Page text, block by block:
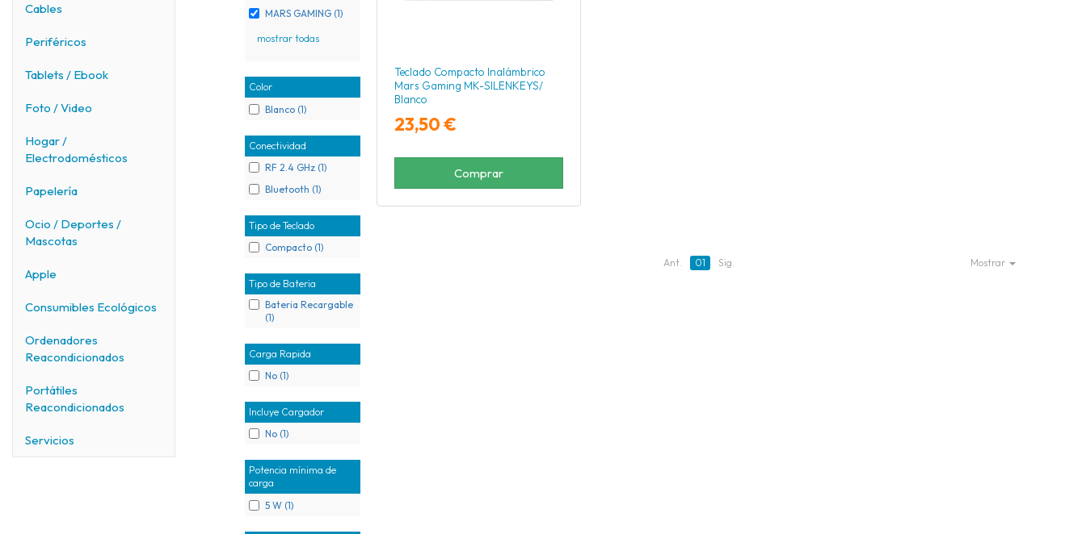
Cables
Periféricos
Tablets / Ebook
Foto / Video
Hogar /
Electrodomésticos
Papelería
Ocio / Deportes /
Mascotas
Apple
Consumibles Ecológicos
Ordenadores
Reacondicionados
Portátiles
Reacondicionados
Servicios
MARS GAMING (1)
mostrar todas
Color
Blanco (1)
Conectividad
RF 2.4 GHz (1)
Bluetooth (1)
Tipo de Teclado
Compacto (1)
Tipo de Bateria
Bateria Recargable
(1)
Carga Rapida
No (1)
Incluye Cargador
No (1)
Potencia mínima de
carga
5 W (1)
Teclado Compacto Inalámbrico
Mars Gaming MK-SILENKEYS/
Blanco
23,50 €
Comprar
Ant. 01 Sig. Mostrar